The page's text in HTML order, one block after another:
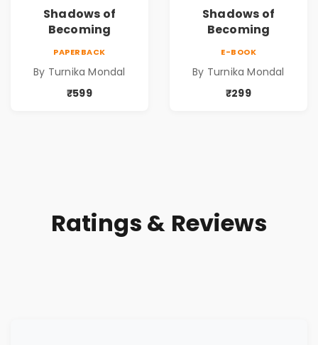
Shadows of
Becoming
PAPERBACK
By Turnika Mondal
₹599
Shadows of
Becoming
E-BOOK
By Turnika Mondal
₹299
Ratings & Reviews